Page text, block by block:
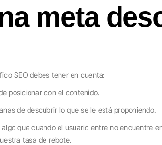
meta
SEO debes tener en cuenta:
posicionar con el contenido.
de descubrir lo que se le está proponiendo.
que cuando el usuario entre no encuentre
tasa de rebote.